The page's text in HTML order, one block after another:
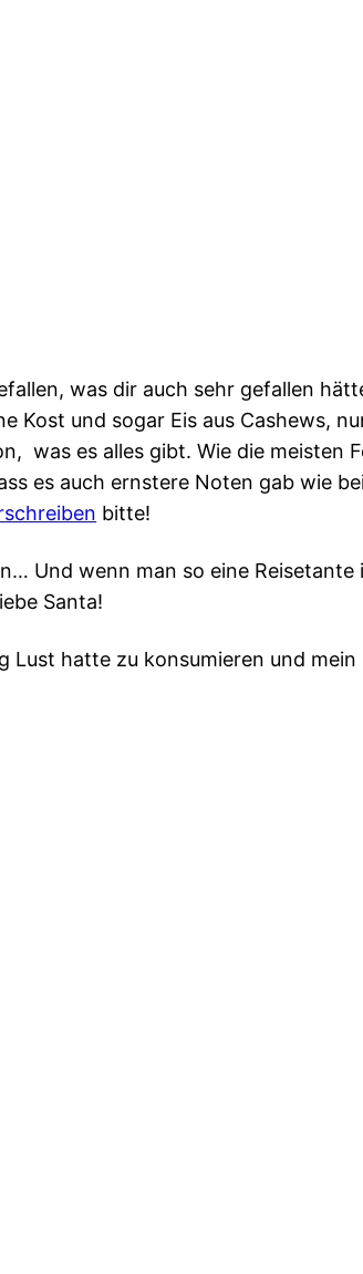
was dir auch sehr gefallen
Kost und sogar Eis aus Cashews,
was es alles gibt. Wie die meisten
es auch ernstere Noten gab wie
bitte!
Und wenn man so eine Reisetante
Santa!
Lust hatte zu konsumieren und